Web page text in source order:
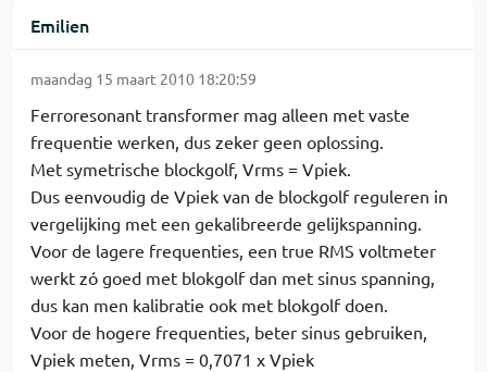
Emilien
maandag 15 maart 2010 18:20:59
Ferroresonant transformer mag alleen met vaste
frequentie werken, dus zeker geen oplossing.
Met symetrische blockgolf, Vrms = Vpiek.
Dus eenvoudig de Vpiek van de blockgolf reguleren in
vergelijking met een gekalibreerde gelijkspanning.
Voor de lagere frequenties, een true RMS voltmeter
werkt zó goed met blokgolf dan met sinus spanning,
dus kan men kalibratie ook met blokgolf doen.
Voor de hogere frequenties, beter sinus gebruiken,
Vpiek meten, Vrms = 0,7071 x Vpiek